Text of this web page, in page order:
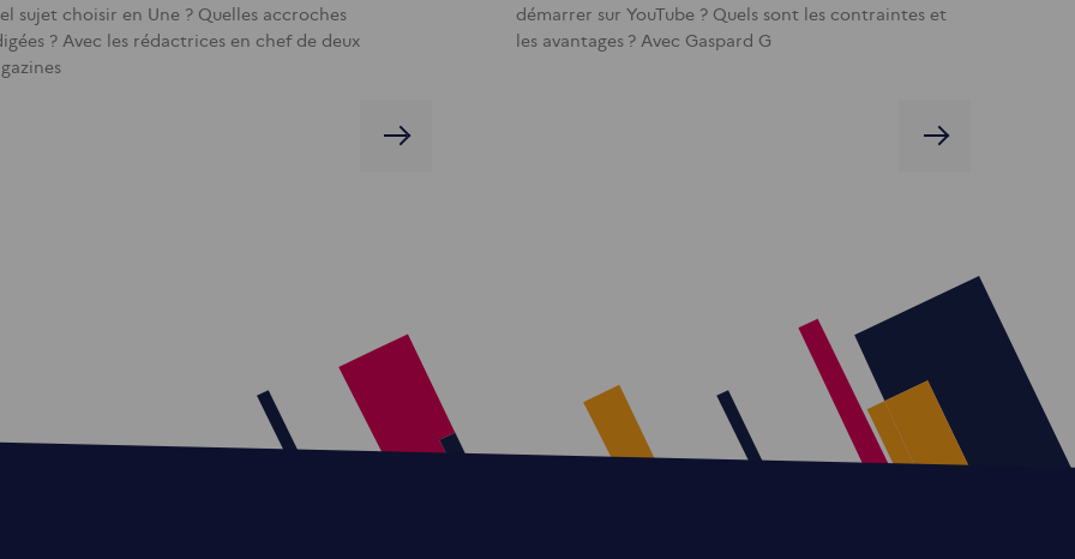
sujet choisir en Une ? Quelles accroches
? Avec les rédactrices en chef de deux
démarrer sur YouTube ? Quels sont les contraintes et
les avantages ? Avec Gaspard G